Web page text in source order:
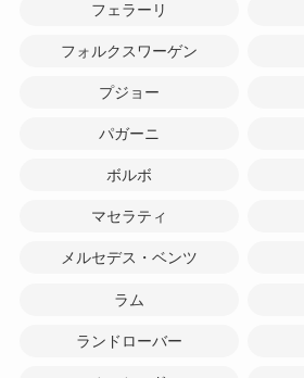
フェラーリ
フォルクスワーゲン
プジョー
パガーニ
ボルボ
マセラティ
メルセデス・ベンツ
ラム
ランドローバー